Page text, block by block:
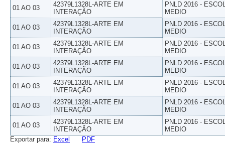
01 AO 03
42379L1328L-ARTE EM
INTERAÇÃO
PNLD 2016 -
MEDIO
01 AO 03
42379L1328L-ARTE EM
INTERAÇÃO
PNLD 2016 -
MEDIO
01 AO 03
42379L1328L-ARTE EM
INTERAÇÃO
PNLD 2016 -
MEDIO
01 AO 03
42379L1328L-ARTE EM
INTERAÇÃO
PNLD 2016 -
MEDIO
01 AO 03
42379L1328L-ARTE EM
INTERAÇÃO
PNLD 2016 -
MEDIO
01 AO 03
42379L1328L-ARTE EM
INTERAÇÃO
PNLD 2016 -
MEDIO
01 AO 03
42379L1328L-ARTE EM
INTERAÇÃO
PNLD 2016 -
MEDIO
Exportar para: Excel PDF